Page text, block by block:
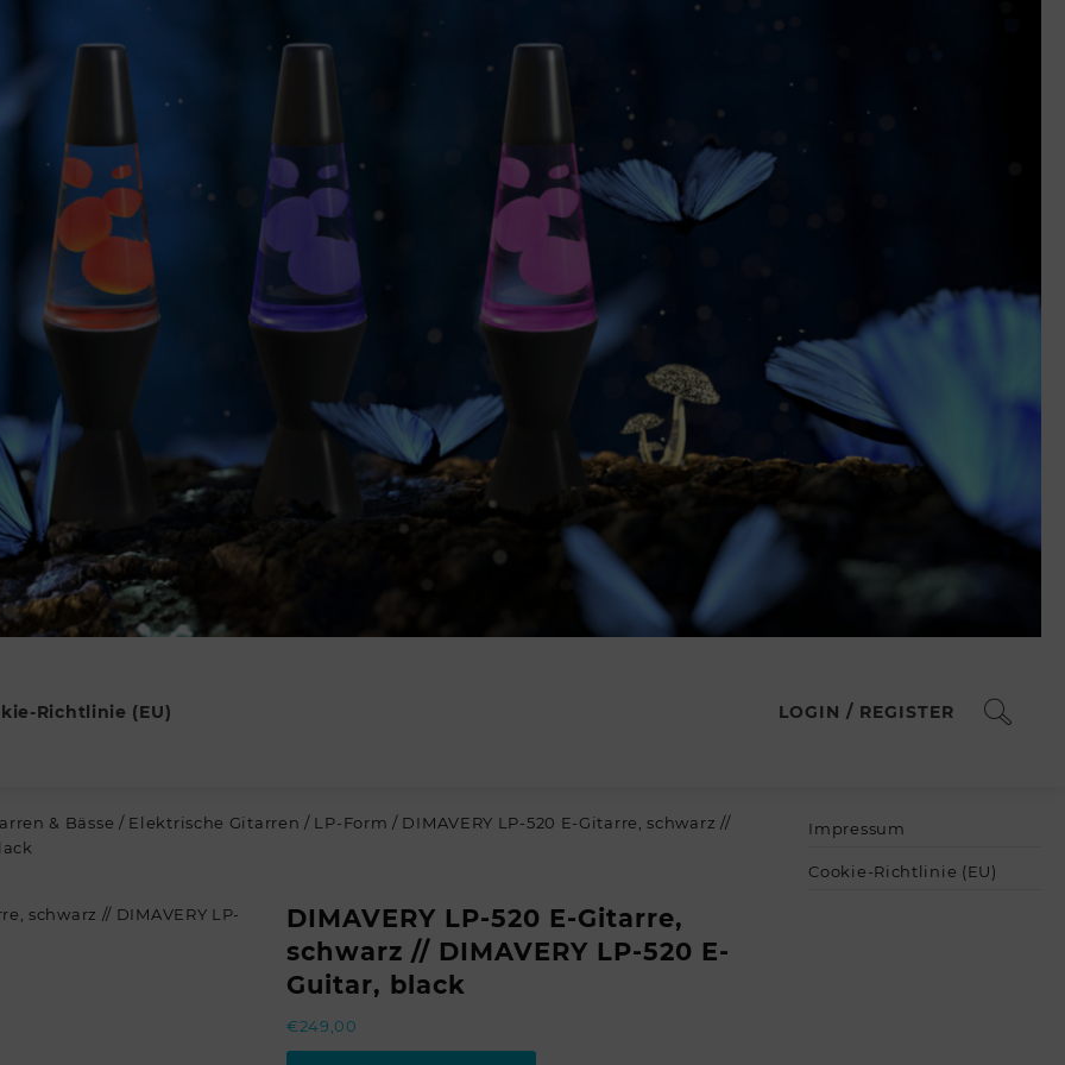
Richtlinie (EU) LOGIN / REGISTER
& Bässe / Elektrische Gitarren / LP-Form / DIMAVERY LP-520 E-Gitarre, schwarz //
DIMAVERY LP-520 E-Gitarre,
schwarz // DIMAVERY LP-520 E-
Guitar, black
€249,00
Impressum
Cookie-Richtlinie (EU)